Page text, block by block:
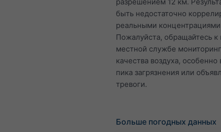
быть недостаточно
реальными
Пожалуйста, обращайтесь к
местной службе
качества воздуха, особенно
пика загрязнения или
тревоги.
Больше погодных данных